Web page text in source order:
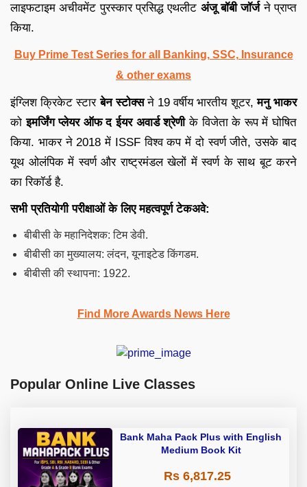
लाइफटाइम अचीवमेंट पुरस्कार प्रसिद्ध एथलीट अंजू बॉबी जॉर्जने प्राप्त
किया.
Buy Prime Test Series for all Banking, SSC, Insurance
& other exams
इंग्लिश क्रिकेट स्टारबेन स्टोक्सने 19 वर्षीय भारतीय शूटर,मनु भाकर
कोइमर्जिंग प्लेयर ऑफ द ईयर अवार्ड श्रेणीके विजेता के रूप में घोषित
किया. भाकर ने 2018 में ISSF विश्व कप में दो स्वर्ण जीते, उसके बाद
यूथ ओलंपिक में स्वर्ण और राष्ट्रमंडल खेलों में स्वर्ण के साथ बूट करने
का रिकॉर्ड है.
सभी प्रतियोगी परीक्षाओं के लिए महत्वपूर्ण टेकअवे:
बीबीसी के महानिदेशक: टिम डेवी.
बीबीसी का मुख्यालय: लंदन, यूनाइटेड किंगडम.
बीबीसी की स्थापना: 1922.
Find More Awards News Here
Popular Online Live Classes
Bank Maha Pack Plus with English
Medium Book Kit
Rs 6,817.25